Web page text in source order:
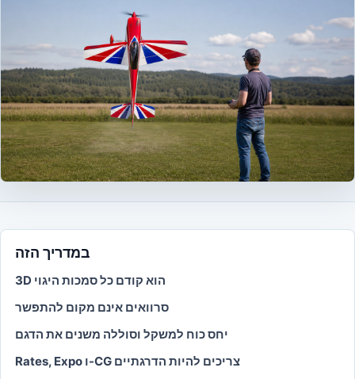
במדריך הזה
3D הוא קודם כל סמכות היגוי
סרוואים אינם מקום להתפשר
יחס כוח למשקל וסוללה משנים את הדגם
Rates, Expo ו-CG צריכים להיות הדרגתיים